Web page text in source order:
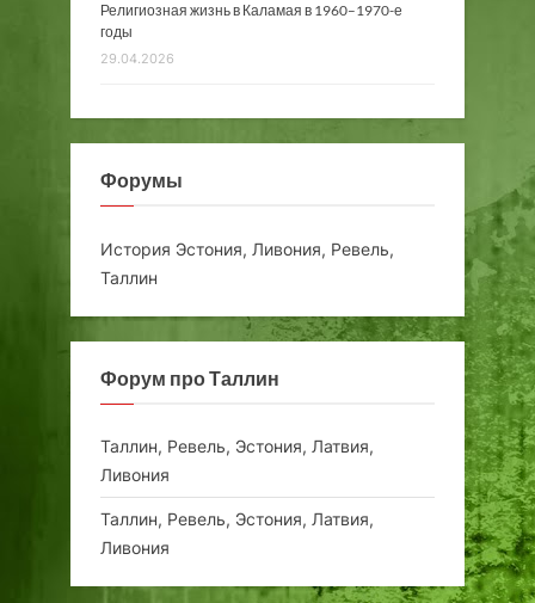
Религиозная жизнь в Каламая в 1960–1970-е
годы
29.04.2026
Форумы
История Эстония, Ливония, Ревель,
Таллин
Форум про Таллин
Таллин, Ревель, Эстония, Латвия,
Ливония
Таллин, Ревель, Эстония, Латвия,
Ливония